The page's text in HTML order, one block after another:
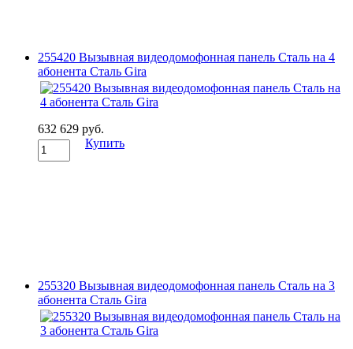
255420 Вызывная видеодомофонная панель Сталь на 4
абонента Сталь Gira
632 629 руб.
Купить
255320 Вызывная видеодомофонная панель Сталь на 3
абонента Сталь Gira